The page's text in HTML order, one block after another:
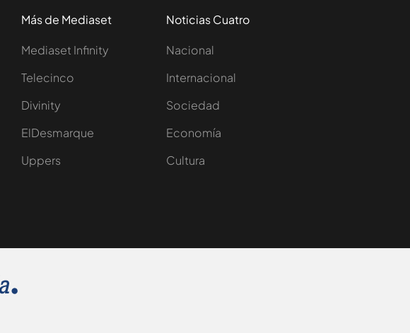
Más de Mediaset
Mediaset Infinity
Telecinco
Divinity
ElDesmarque
Uppers
Noticias Cuatro
Nacional
Internacional
Sociedad
Economía
Cultura